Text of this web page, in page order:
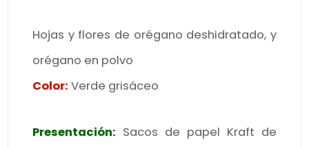
Hojas y flores de orégano deshidratado, y
orégano en polvo
Color: Verde grisáceo
Presentación: Sacos de papel Kraft de